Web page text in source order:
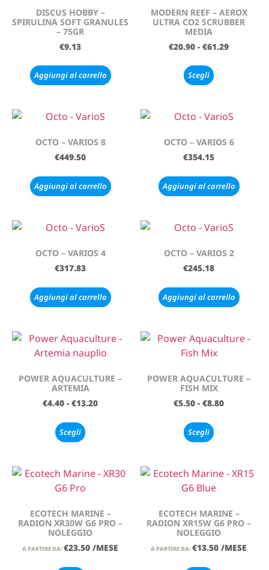
DISCUS HOBBY –
SPIRULINA SOFT GRANULES
– 75GR
€9.13
Aggiungi al carrello
MODERN REEF – AEROX
ULTRA CO2 SCRUBBER
MEDIA
€20.90 - €61.29
Scegli
OCTO – VARIOS 8
€449.50
Aggiungi al carrello
OCTO – VARIOS 6
€354.15
Aggiungi al carrello
OCTO – VARIOS 4
€317.83
Aggiungi al carrello
OCTO – VARIOS 2
€245.18
Aggiungi al carrello
POWER AQUACULTURE –
ARTEMIA
€4.40 - €13.20
Scegli
POWER AQUACULTURE –
FISH MIX
€5.50 - €8.80
Scegli
ECOTECH MARINE –
RADION XR30W G6 PRO –
NOLEGGIO
A PARTIRE DA: €23.50 /MESE
ECOTECH MARINE –
RADION XR15W G6 PRO –
NOLEGGIO
A PARTIRE DA: €13.50 /MESE